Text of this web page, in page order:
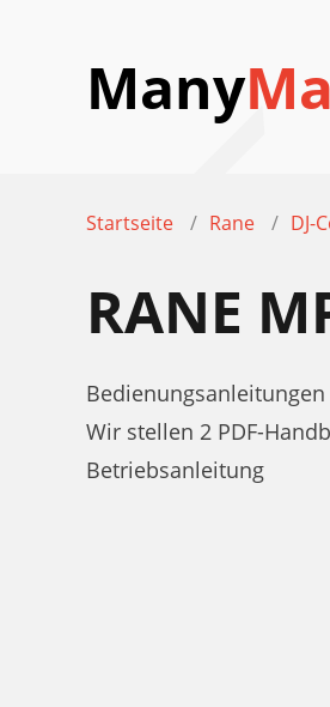
Many
Startseite Rane DJ-
RANE
Wir stellen 2 PDF-
Betriebsanleitung